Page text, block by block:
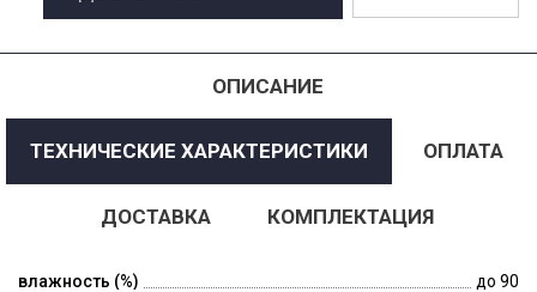
ОПИСАНИЕ
ТЕХНИЧЕСКИЕ ХАРАКТЕРИСТИКИ ОПЛАТА
ДОСТАВКА КОМПЛЕКТАЦИЯ
влажность (%)
до 90